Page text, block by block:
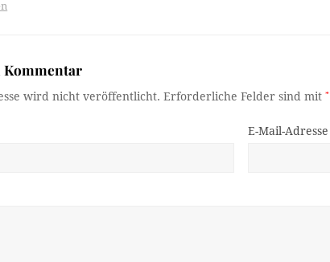
Kommentar
wird nicht veröffentlicht. Erforderliche Felder sind mit*
E-Mail-Adresse